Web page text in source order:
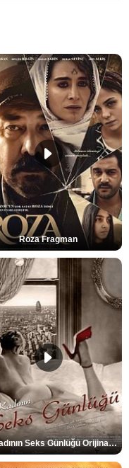
Roza Fragman
Bir Kadının Seks Günlüğü Orijinal Fragman